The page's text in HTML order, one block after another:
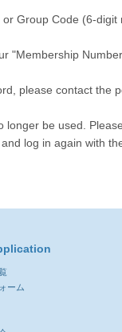
Group Code (6-digit
"Membership
please contact the
be used.
and log in again with
ーム